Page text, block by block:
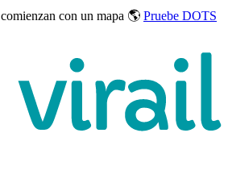
comienzan con un mapa 🌎 Pruebe DOTS